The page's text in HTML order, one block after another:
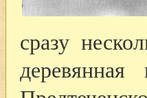
сразу